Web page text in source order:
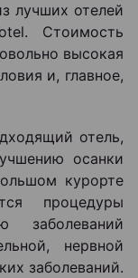
лучших отелей
Стоимость
высокая
и, главное,
отель,
осанки
курорте
процедуры
нервной
заболеваний.